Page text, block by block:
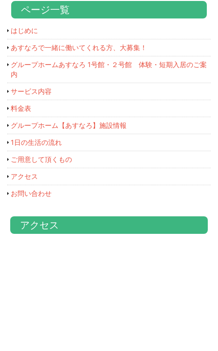
ページ一覧
はじめに
あすなろで一緒に働いてくれる方、大募集！
グループホームあすなろ 1号館・２号館 体験・短期入居のご案
内
サービス内容
料金表
グループホーム【あすなろ】施設情報
1日の生活の流れ
ご用意して頂くもの
アクセス
お問い合わせ
アクセス